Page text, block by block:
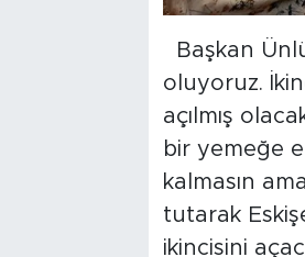
Başkan
oluyoruz.
açılmış
bir yemeğe
kalmasın
tutarak
ikincisini